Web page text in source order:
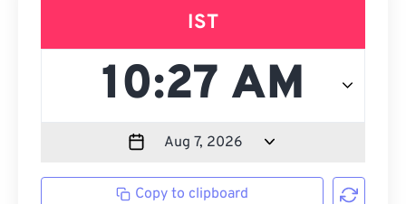
IST
Copy to clipboard